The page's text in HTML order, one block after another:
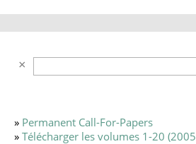
» Permanent Call-For-Papers
» Télécharger les volumes 1-20